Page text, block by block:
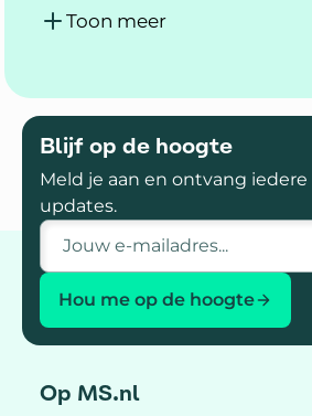
van dit onderzoek kunnen
RRMS.
Toon meer
Blijf op de hoogte
Meld je aan en ontvang
updates.
E-mailadres
Hou me op de hoogte
Op MS.nl